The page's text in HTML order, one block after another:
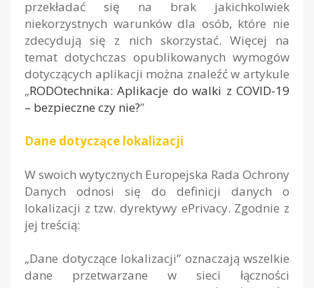
przekładać się na brak jakichkolwiek
niekorzystnych warunków dla osób, które nie
zdecydują się z nich skorzystać. Więcej na
temat dotychczas opublikowanych wymogów
dotyczących aplikacji można znaleźć w artykule
„RODOtechnika: Aplikacje do walki z COVID-19
– bezpieczne czy nie?”
Dane dotyczące lokalizacji
W swoich wytycznych Europejska Rada Ochrony
Danych odnosi się do definicji danych o
lokalizacji z tzw. dyrektywy ePrivacy. Zgodnie z
jej treścią:
„Dane dotyczące lokalizacji” oznaczają wszelkie
dane przetwarzane w sieci łączności